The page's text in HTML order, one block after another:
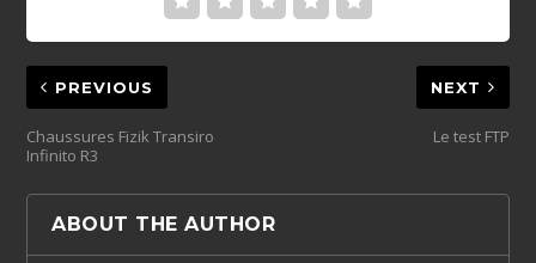
PREVIOUS
Chaussures Fizik Transiro
Infinito R3
NEXT
Le test FTP
ABOUT THE AUTHOR